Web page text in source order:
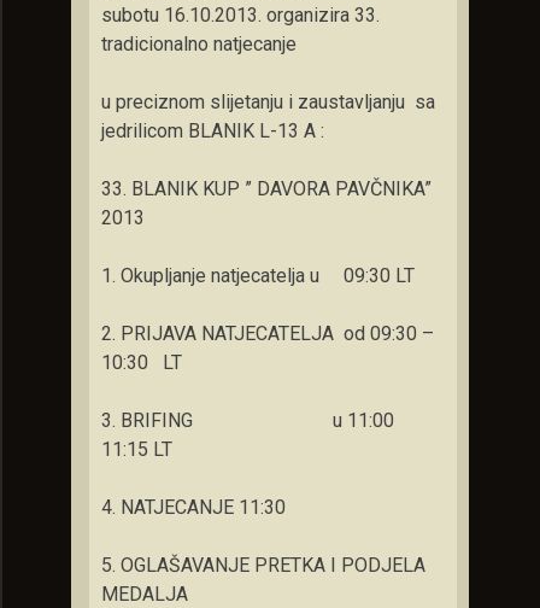
subotu 16.10.2013. organizira 33.
tradicionalno natjecanje
u preciznom slijetanju i zaustavljanju sa
jedrilicom BLANIK L-13 A :
33. BLANIK KUP ” DAVORA PAVČNIKA”
2013
1. Okupljanje natjecatelja u 09:30 LT
2. PRIJAVA NATJECATELJA od 09:30 –
10:30 LT
3. BRIFING u 11:00
11:15 LT
4. NATJECANJE 11:30
5. OGLAŠAVANJE PRETKA I PODJELA
MEDALJA